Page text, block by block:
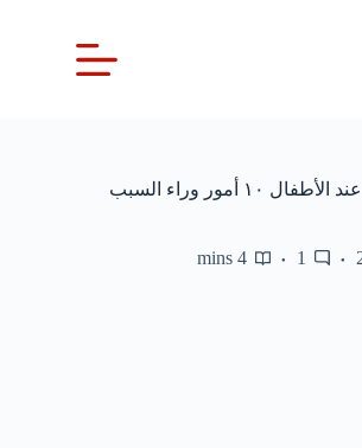
التبول اللاإرادي الليلي عند الأطفال ١٠ أمور وراء السبب
1
4 mins